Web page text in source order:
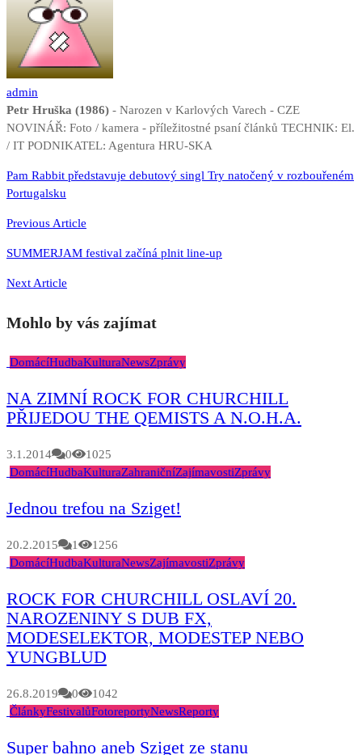
admin
Petr Hruška (1986) - Narozen v Karlových Varech - CZE
NOVINÁŘ: Foto / kamera - příležitostné psaní článků TECHNIK: El.
/ IT PODNIKATEL: Agentura HRU-SKA
Navigace
pro
příspěvek
Pam Rabbit představuje debutový singl Try natočený v rozbouřeném
Portugalsku
Previous Article
SUMMERJAM festival začíná plnit line-up
Next Article
Mohlo by vás zajímat
DomácíHudbaKulturaNewsZprávy
NA ZIMNÍ ROCK FOR CHURCHILL
PŘIJEDOU THE QEMISTS A N.O.H.A.
3.1.2014 0
1025
DomácíHudbaKulturaZahraničníZajímavostiZprávy
Jednou trefou na Sziget!
20.2.2015 1
1256
DomácíHudbaKulturaNewsZajímavostiZprávy
ROCK FOR CHURCHILL OSLAVÍ 20.
NAROZENINY S DUB FX,
MODESELEKTOR, MODESTEP NEBO
YUNGBLUD
26.8.2019 0
1042
ČlánkyFestivalůFotoreportyNewsReporty
Super bahno aneb Sziget ze stanu